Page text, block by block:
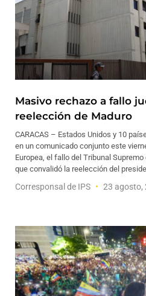
Masivo rechazo a fallo
reelección de Maduro
CARACAS – Estados Unidos y 10
en un comunicado conjunto este
Europea, el fallo del Tribunal
que convalidó la reelección del
Corresponsal de IPS 23 agosto,